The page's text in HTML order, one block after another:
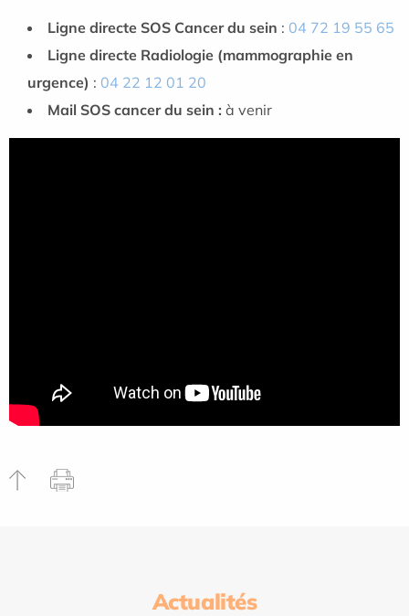
Ligne directe SOS Cancer du sein : 04 72 19 55 65
Ligne directe Radiologie (mammographie en
urgence) : 04 22 12 01 20
Mail SOS cancer du sein : à venir
Actualités